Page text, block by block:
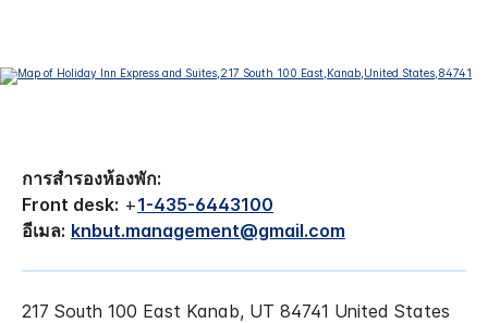
การสำรองห้องพัก:
Front desk: +1-435-6443100
อีเมล: knbut.management@gmail.com
217 South 100 East Kanab, UT 84741 United States